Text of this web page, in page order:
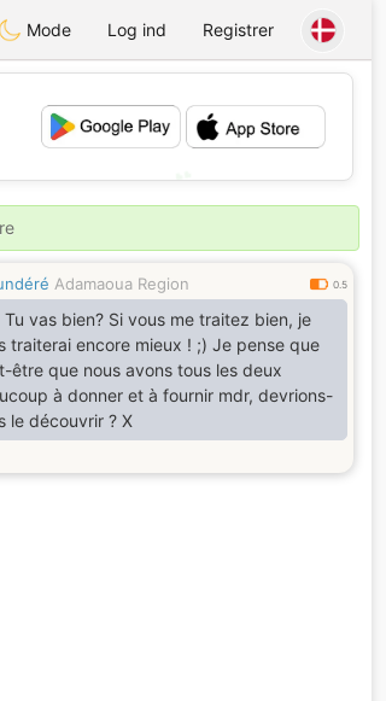
Mode Log ind Registrer
Adamaoua Region 0.5
Tu vas bien? Si vous me traitez bien, je
traiterai encore mieux ! ;) Je pense que
être que nous avons tous les deux
à donner et à fournir mdr, devrions-
le découvrir ? X